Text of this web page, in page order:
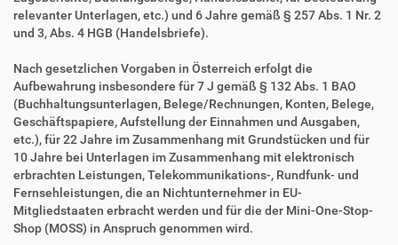
relevanter Unterlagen, etc.) und 6 Jahre gemäß § 257 Abs. 1 Nr. 2
und 3, Abs. 4 HGB (Handelsbriefe).
Nach gesetzlichen Vorgaben in Österreich erfolgt die
Aufbewahrung insbesondere für 7 J gemäß § 132 Abs. 1 BAO
(Buchhaltungsunterlagen, Belege/Rechnungen, Konten, Belege,
Geschäftspapiere, Aufstellung der Einnahmen und Ausgaben,
etc.), für 22 Jahre im Zusammenhang mit Grundstücken und für
10 Jahre bei Unterlagen im Zusammenhang mit elektronisch
erbrachten Leistungen, Telekommunikations-, Rundfunk- und
Fernsehleistungen, die an Nichtunternehmer in EU-
Mitgliedstaaten erbracht werden und für die der Mini-One-Stop-
Shop (MOSS) in Anspruch genommen wird.